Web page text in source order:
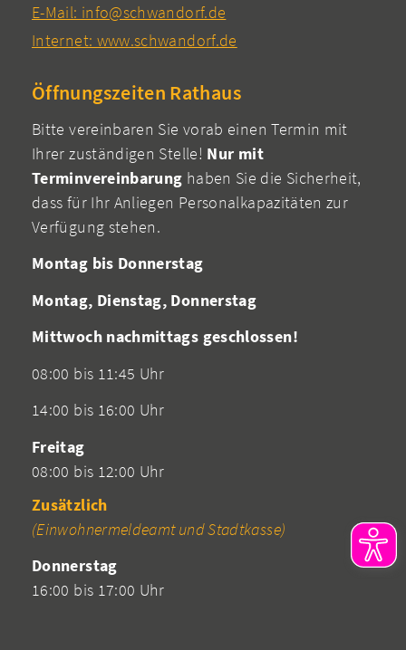
E-Mail: info@schwandorf.de
Internet: www.schwandorf.de
Öffnungszeiten Rathaus
Bitte vereinbaren Sie vorab einen Termin mit
Ihrer zuständigen Stelle! Nur mit
Terminvereinbarung haben Sie die Sicherheit,
dass für Ihr Anliegen Personalkapazitäten zur
Verfügung stehen.
Montag bis Donnerstag
Montag, Dienstag, Donnerstag
Mittwoch nachmittags geschlossen!
08:00 bis 11:45 Uhr
14:00 bis 16:00 Uhr
Freitag
08:00 bis 12:00 Uhr
Zusätzlich
(Einwohnermeldeamt und Stadtkasse)
Donnerstag
16:00 bis 17:00 Uhr